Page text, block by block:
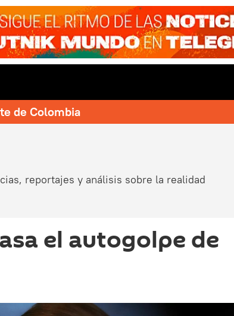
de Colombia
reportajes y análisis sobre la realidad
el autogolpe de